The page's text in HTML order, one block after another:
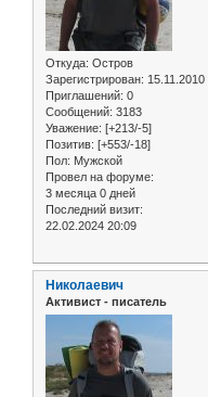
Откуда: Остров
Зарегистрирован: 15.11.2010
Приглашений: 0
Сообщений: 3183
Уважение: [+213/-5]
Позитив: [+553/-18]
Пол: Мужской
Провел на форуме:
3 месяца 0 дней
Последний визит:
22.02.2024 20:09
Николаевич
Активист - писатель